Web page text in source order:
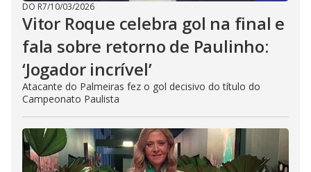
DO R7/10/03/2026
Vitor Roque celebra gol na final e
fala sobre retorno de Paulinho:
‘Jogador incrível’
Atacante do Palmeiras fez o gol decisivo do título do
Campeonato Paulista